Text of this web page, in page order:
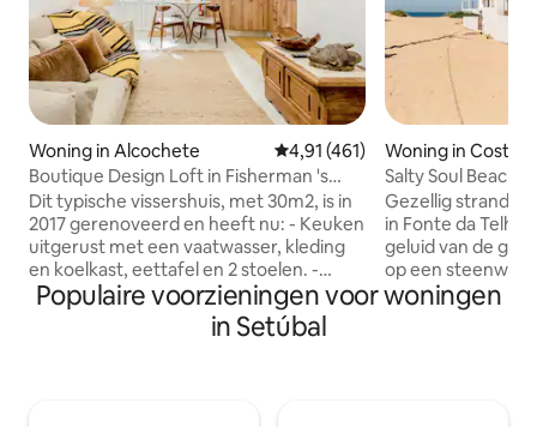
Woning in Alcochete Gemiddelde beoordeling van
4,91 (461)
Boutique Design Loft in Fisherman 's
House
Dit typische vissershuis, met 30m2, is in
2017 gerenoveerd en heeft nu: - Keuken
uitgerust met een vaatwasser, kleding
en koelkast, eettafel en 2 stoelen. -
Woonkamer met een comfortabele
bank, TV, WI-FI. - WC met douche. -
Mezzanine, met een toegangstrap, met
Woning in Costa
a
Salty Soul Beach
steenworp
Gezellig
in Fonte da
geluid van de
op een
oceaan. Dit lichte
twee
Populaire voorzieningen voor woningen
in Setúbal